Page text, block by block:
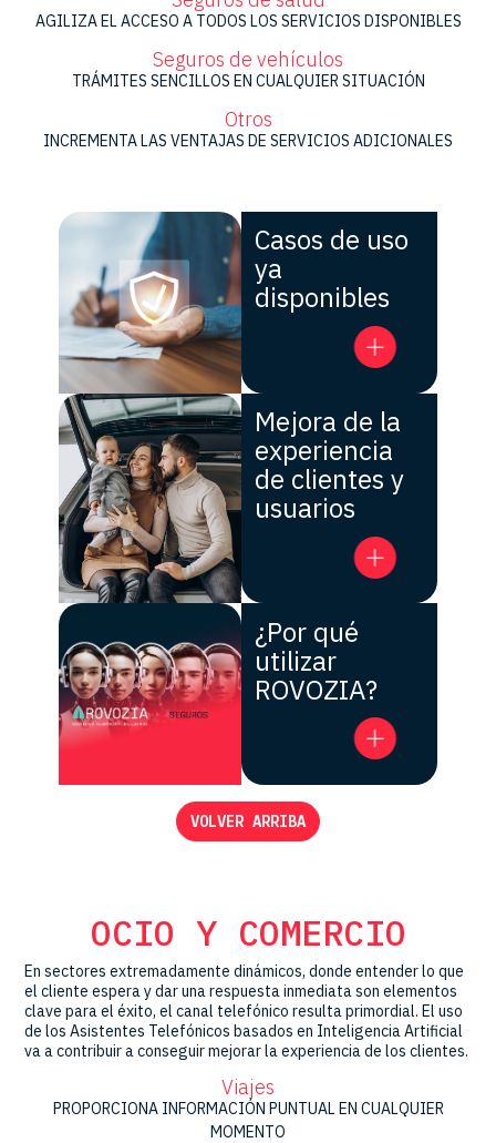
AGILIZA EL ACCESO A TODOS LOS SERVICIOS DISPONIBLES
Seguros de vehículos
TRÁMITES SENCILLOS EN CUALQUIER SITUACIÓN
Otros
INCREMENTA LAS VENTAJAS DE SERVICIOS ADICIONALES
Casos de uso
ya
disponibles
Mejora de la
experiencia
de clientes y
usuarios
¿Por qué
utilizar
ROVOZIA?
VOLVER ARRIBA
OCIO Y COMERCIO
En sectores extremadamente dinámicos, donde entender lo que
el cliente espera y dar una respuesta inmediata son elementos
clave para el éxito, el canal telefónico resulta primordial. El uso
de los Asistentes Telefónicos basados en Inteligencia Artificial
va a contribuir a conseguir mejorar la experiencia de los clientes.
Viajes
PROPORCIONA INFORMACIÓN PUNTUAL EN CUALQUIER
MOMENTO